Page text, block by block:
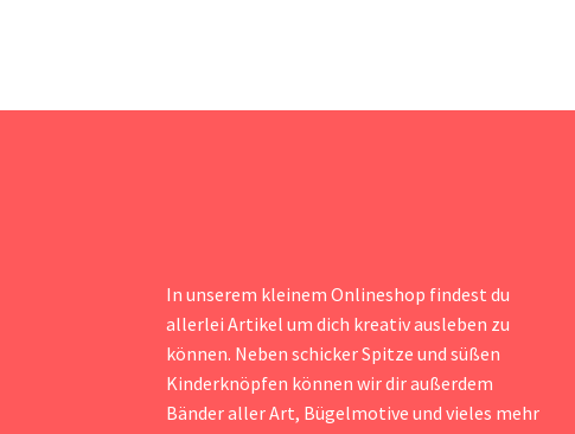
In unserem kleinem Onlineshop findest du
allerlei Artikel um dich kreativ ausleben zu
können. Neben schicker Spitze und süßen
Kinderknöpfen können wir dir außerdem
Bänder aller Art, Bügelmotive und vieles mehr